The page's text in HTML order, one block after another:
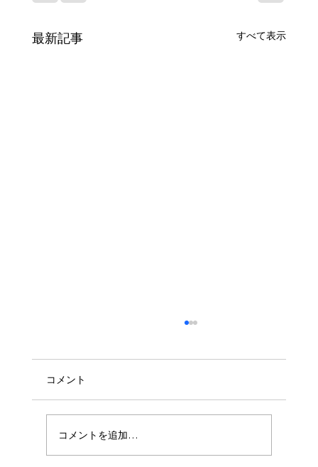
最新記事 すべて表示
コメント
コメントを追加…